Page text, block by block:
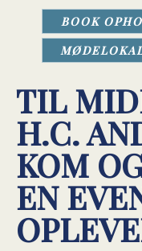
BOOK
TIL
H.C.
KOM
EN